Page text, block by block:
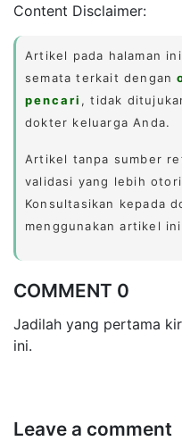
Content Disclaimer:
Artikel pada halaman
semata terkait dengan
pencari , tidak
dokter keluarga Anda.
Artikel tanpa sumber
validasi yang lebih
Konsultasikan kepada
menggunakan artikel
COMMENT 0
Jadilah yang pertama
ini.
Leave a comment